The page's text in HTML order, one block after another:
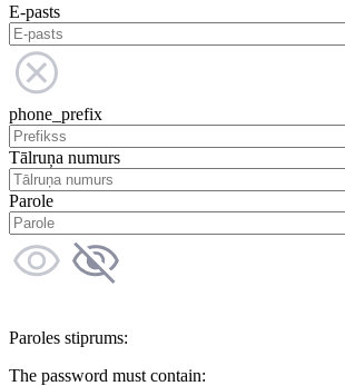
E-pasts
phone_prefix
Tālruņa numurs
Parole
Paroles stiprums:
The password must contain: